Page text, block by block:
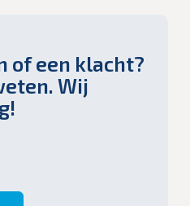
of een klacht?
Wij